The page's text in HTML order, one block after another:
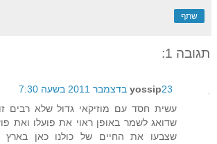
שתף
תגובה 1:
yossip23 בדצמבר 2011 בשעה 7:30
עשית חסד עם מוזיקאי גדול שלא רבים
שדואג לשמר באופן ראוי את פועלו ואת
שצבעו את החיים של כולנו כאן בארץ